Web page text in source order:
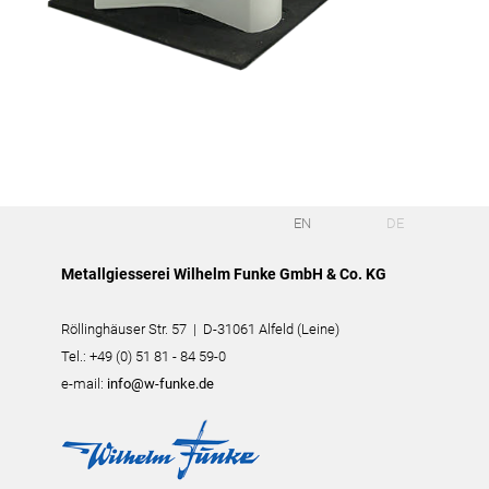
EN DE
Metallgiesserei Wilhelm Funke GmbH & Co. KG
Röllinghäuser Str. 57 | D-31061 Alfeld (Leine)
Tel.: +49 (0) 51 81 - 84 59-0
e-mail: info@w-funke.de